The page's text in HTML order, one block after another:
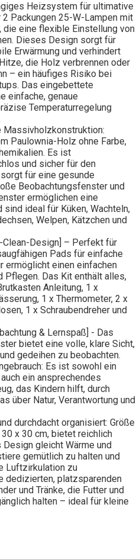
Heizsystem für ultimative
Packungen 25-W-Lampen mit
die eine flexible Einstellung von
Dieses Design sorgt für
Erwärmung und verhindert
die Holz verbrennen oder
– ein häufiges Risiko bei
Das eingebettete
einfache, genaue
Temperaturregelung
Massivholzkonstruktion:
Paulownia-Holz ohne Farbe,
Es ist
und sicher für den
für eine gesunde
Beobachtungsfenster und
ermöglichen eine
ideal für Küken, Wachteln,
Welpen, Kätzchen und
Clean-Design] – Perfekt für
Pads für einfache
ermöglicht einen einfachen
Pflegen. Das Kit enthält alles,
Anleitung, 1 x
1 x Thermometer, 2 x
1 x Schraubendreher und
& Lernspaß] - Das
bietet eine volle, klare Sicht,
gedeihen zu beobachten.
Es ist sowohl ein
ein ansprechendes
das Kindern hilft, durch
über Natur, Verantwortung und
durchdacht organisiert: Größe
x 30 cm, bietet reichlich
gleicht Wärme und
gemütlich zu halten und
Luftzirkulation zu
dedizierten, platzsparenden
und Tränke, die Futter und
halten – ideal für kleine